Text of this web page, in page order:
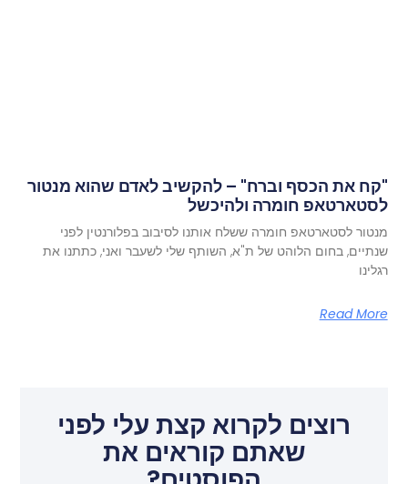
"קח את הכסף וברח" – להקשיב לאדם שהוא מנטור
לסטארטאפ חומרה ולהיכשל
מנטור לסטארטאפ חומרה ששלח אותנו לסיבוב בפלורנטין לפני
שנתיים, בחום הלוהט של ת"א, השותף שלי לשעבר ואני, כתתנו את
רגלינו
Read More
רוצים לקרוא קצת עלי לפני
שאתם קוראים את